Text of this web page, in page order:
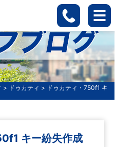
> ドゥカティ > ドゥカティ・750f1 キ
キー紛失作成